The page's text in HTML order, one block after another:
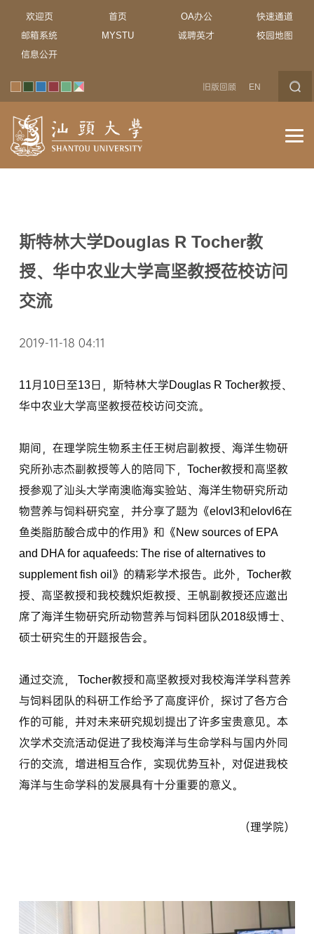
欢迎页 首页 OA办公
快速通道
邮箱系统
MYSTU 诚聘英才
校园地图
信息公开
旧版回顾 EN
斯特林大学Douglas R Tocher教
授、华中农业大学高坚教授莅校访问
交流
2019-11-18 04:11
11月10日至13日，斯特林大学Douglas R Tocher教授、
华中农业大学高坚教授莅校访问交流。
期间，在理学院生物系主任王树启副教授、海洋生物研
究所孙志杰副教授等人的陪同下，Tocher教授和高坚教
授参观了汕头大学南澳临海实验站、海洋生物研究所动
物营养与饲料研究室，并分享了题为《elovl3和elovl6在
鱼类脂肪酸合成中的作用》和《New sources of EPA
and DHA for aquafeeds: The rise of alternatives to
supplement fish oil》的精彩学术报告。此外，Tocher教
授、高坚教授和我校魏炽炬教授、王帆副教授还应邀出
席了海洋生物研究所动物营养与饲料团队2018级博士、
硕士研究生的开题报告会。
通过交流， Tocher教授和高坚教授对我校海洋学科营养
与饲料团队的科研工作给予了高度评价，探讨了各方合
作的可能，并对未来研究规划提出了许多宝贵意见。本
次学术交流活动促进了我校海洋与生命学科与国内外同
行的交流，增进相互合作，实现优势互补，对促进我校
海洋与生命学科的发展具有十分重要的意义。
（理学院）